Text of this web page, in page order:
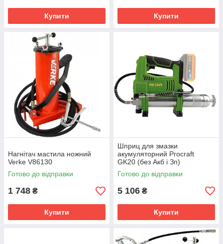
Купити Купити
Нагнітач мастила ножний
Verke V86130
Готово до відправки
1 748 ₴
Купити
Шприц для змазки
акумуляторний Procraft
GK20 (без Акб і Зп)
Готово до відправки
5 106 ₴
Купити